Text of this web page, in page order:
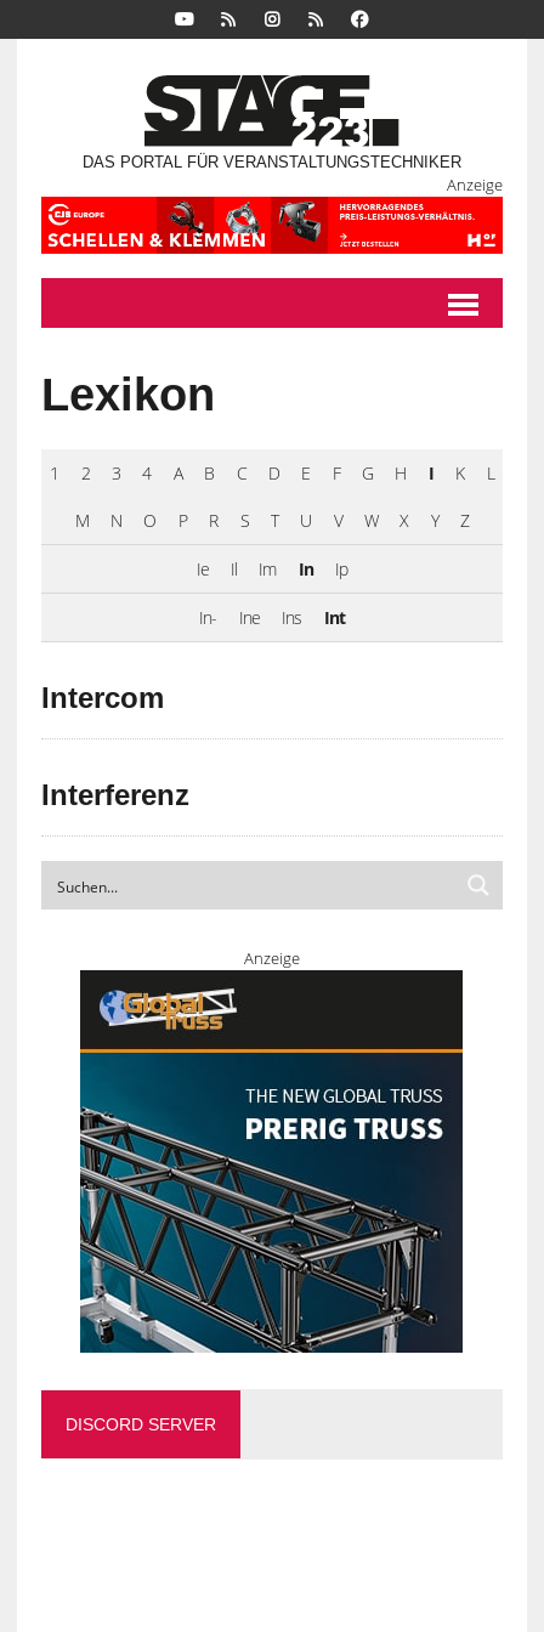
DAS PORTAL FÜR VERANSTALTUNGSTECHNIKER
Anzeige
Lexikon
1 2 3 4 A B C D E F G H I K L
M N O P R S T U V W X Y Z
Ie Il Im In Ip
In- Ine Ins Int
Intercom
Interferenz
Anzeige
DISCORD SERVER